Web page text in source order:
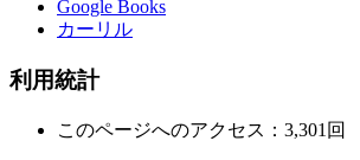
Google Books
カーリル
利用統計
このページへのアクセス：3,301回